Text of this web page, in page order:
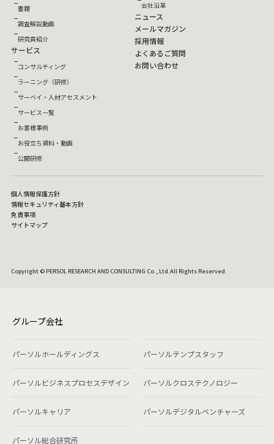
書籍
調査解説動画
研究員紹介
サービス
コンサルティング
ラーニング（研修）
サーベイ・人材アセスメント
サービス一覧
お客様事例
お役立ち資料・動画
公開研修
会社沿革
ニュース
メールマガジン
採用情報
よくあるご質問
お問い合わせ
Copyright © PERSOL RESEARCH AND CONSULTING Co., Ltd.All Rights Reserved.
個人情報保護方針
情報セキュリティ基本方針
免責事項
サイトマップ
グループ会社
パーソルホールディングス パーソルテンプスタッフ
パーソルビジネスプロセスデザイン パーソルクロステクノロジー
パーソルキャリア パーソルデジタルベンチャーズ
パーソル総合研究所